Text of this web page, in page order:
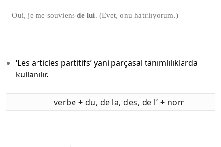
– Oui, je me souviensde lui. (Evet, onu hatırlıyorum.)
‘Les articles partitifs’ yani parçasal tanımlılıklarda
kullanılır.
verbe + du, de la, des, de l’ + nom